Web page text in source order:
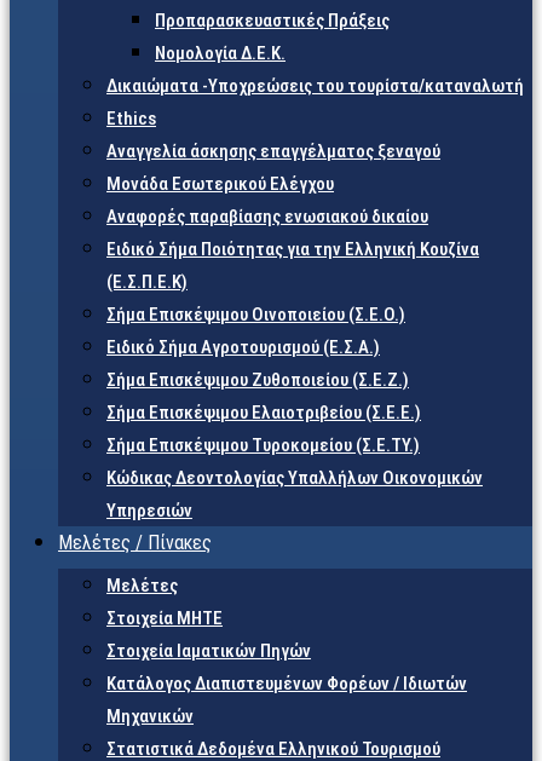
Προπαρασκευαστικές Πράξεις
Νομολογία Δ.Ε.Κ.
Δικαιώματα -Υποχρεώσεις του τουρίστα/καταναλωτή
Ethics
Αναγγελία άσκησης επαγγέλματος ξεναγού
Μονάδα Εσωτερικού Ελέγχου
Αναφορές παραβίασης ενωσιακού δικαίου
Ειδικό Σήμα Ποιότητας για την Ελληνική Κουζίνα
(Ε.Σ.Π.Ε.Κ)
Σήμα Επισκέψιμου Οινοποιείου (Σ.Ε.Ο.)
Ειδικό Σήμα Αγροτουρισμού (Ε.Σ.Α.)
Σήμα Επισκέψιμου Ζυθοποιείου (Σ.Ε.Ζ.)
Σήμα Επισκέψιμου Ελαιοτριβείου (Σ.Ε.Ε.)
Σήμα Επισκέψιμου Τυροκομείου (Σ.Ε.TY.)
Κώδικας Δεοντολογίας Υπαλλήλων Οικονομικών
Υπηρεσιών
Μελέτες / Πίνακες
Μελέτες
Στοιχεία ΜΗΤΕ
Στοιχεία Ιαματικών Πηγών
Κατάλογος Διαπιστευμένων Φορέων / Ιδιωτών
Μηχανικών
Στατιστικά Δεδομένα Ελληνικού Τουρισμού